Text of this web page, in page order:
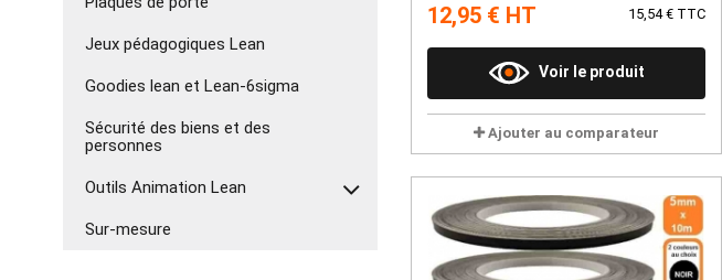
Jeux pédagogiques Lean
Goodies lean et Lean-6sigma
Sécurité des biens et des
personnes
Outils Animation Lean
Sur-mesure
12,95 € HT 15,54 € TTC
Voir le produit
Ajouter au comparateur